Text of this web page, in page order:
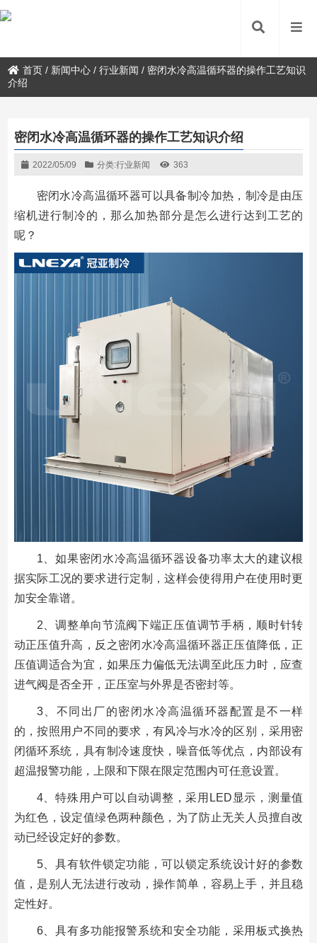
首页 / 新闻中心 /行业新闻 / 密闭水冷高温循环器的操作工艺知识
介绍
密闭水冷高温循环器的操作工艺知识介绍
2022/05/09 分类:行业新闻 363
密闭水冷高温循环器可以具备制冷加热，制冷是由压
缩机进行制冷的，那么加热部分是怎么进行达到工艺的
呢？
1、如果密闭水冷高温循环器设备功率太大的建议根
据实际工况的要求进行定制，这样会使得用户在使用时更
加安全靠谱。
2、调整单向节流阀下端正压值调节手柄，顺时针转
动正压值升高，反之密闭水冷高温循环器正压值降低，正
压值调适合为宜，如果压力偏低无法调至此压力时，应查
进气阀是否全开，正压室与外界是否密封等。
3、不同出厂的密闭水冷高温循环器配置是不一样
的，按照用户不同的要求，有风冷与水冷的区别，采用密
闭循环系统，具有制冷速度快，噪音低等优点，内部设有
超温报警功能，上限和下限在限定范围内可任意设置。
4、特殊用户可以自动调整，采用LED显示，测量值
为红色，设定值绿色两种颜色，为了防止无关人员擅自改
动已经设定好的参数。
5、具有软件锁定功能，可以锁定系统设计好的参数
值，是别人无法进行改动，操作简单，容易上手，并且稳
定性好。
6、具有多功能报警系统和安全功能，采用板式换热